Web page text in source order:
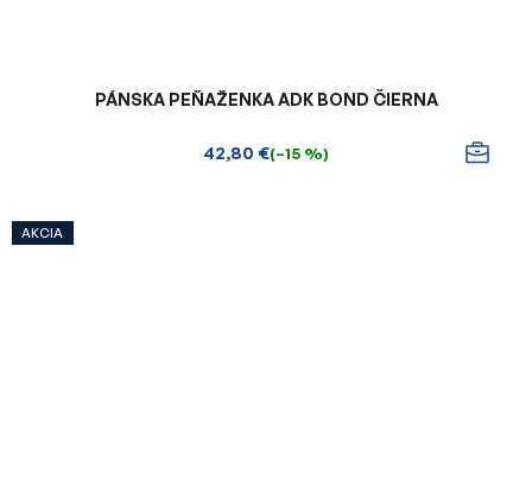
PÁNSKA PEŇAŽENKA ADK BOND ČIERNA
42,80 €(–15 %)
AKCIA